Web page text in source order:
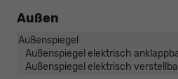
Außen
Außenspiegel
Außenspiegel elektrisch
Außenspiegel elektrisch